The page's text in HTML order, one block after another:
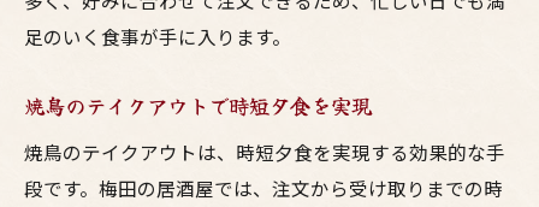
足のいく食事が手に入ります。
焼鳥のテイクアウトで時短夕食を実現
焼鳥のテイクアウトは、時短夕食を実現する効果的な手
段です。梅田の居酒屋では、注文から受け取りまでの時